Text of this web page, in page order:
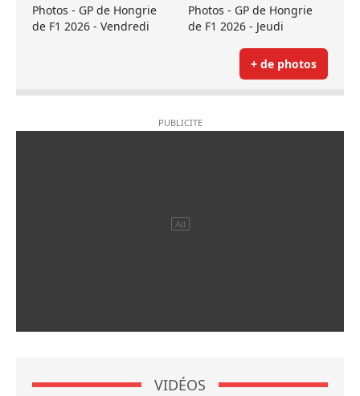
Photos - GP de Hongrie
de F1 2026 - Vendredi
Photos - GP de Hongrie
de F1 2026 - Jeudi
+ de photos
VIDÉOS